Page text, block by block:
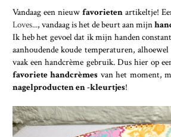
Vandaag een nieuw favorieten artikeltje!
Loves..., vandaag is het de beurt aan mijn
Ik heb het gevoel dat ik mijn handen
aanhoudende koude temperaturen,
vaak een handcrème gebruik. Dus hier op
favoriete handcrèmes van het moment,
nagelproducten en -kleurtjes!